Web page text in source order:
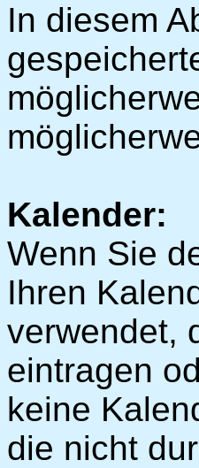
In diesem
Kalender:
Wenn Sie
Ihren
verwendet,
eintragen
keine
die nicht